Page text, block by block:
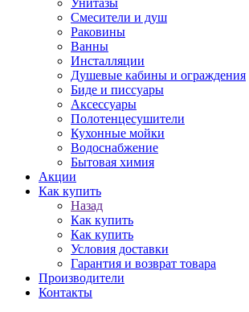
Унитазы
Смесители и душ
Раковины
Ванны
Инсталляции
Душевые кабины и ограждения
Биде и писсуары
Аксессуары
Полотенцесушители
Кухонные мойки
Водоснабжение
Бытовая химия
Акции
Как купить
Назад
Как купить
Как купить
Условия доставки
Гарантия и возврат товара
Производители
Контакты